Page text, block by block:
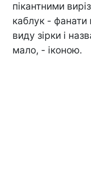
пікантними
каблук - фанати
виду зірки і
мало, - іконою.